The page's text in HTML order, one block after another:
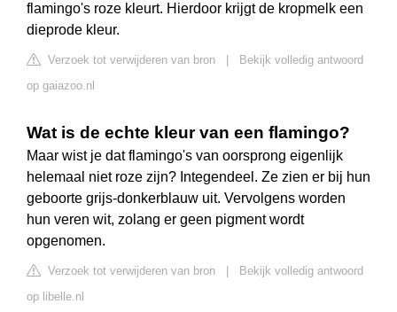
flamingo's roze kleurt. Hierdoor krijgt de kropmelk een
dieprode kleur.
Verzoek tot verwijderen van bron
Bekijk volledig antwoord
op gaiazoo.nl
Wat is de echte kleur van een flamingo?
Maar wist je dat flamingo's van oorsprong eigenlijk
helemaal niet roze zijn? Integendeel. Ze zien er bij hun
geboorte grijs-donkerblauw uit. Vervolgens worden
hun veren wit, zolang er geen pigment wordt
opgenomen.
Verzoek tot verwijderen van bron
Bekijk volledig antwoord
op libelle.nl